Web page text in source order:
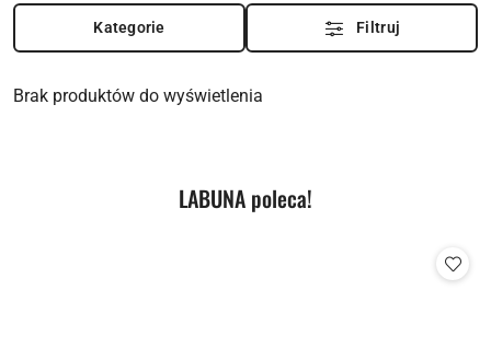
Kategorie Filtruj
Brak produktów do wyświetlenia
Pomiń karuzelę produktów
Produkty
LABUNA poleca!